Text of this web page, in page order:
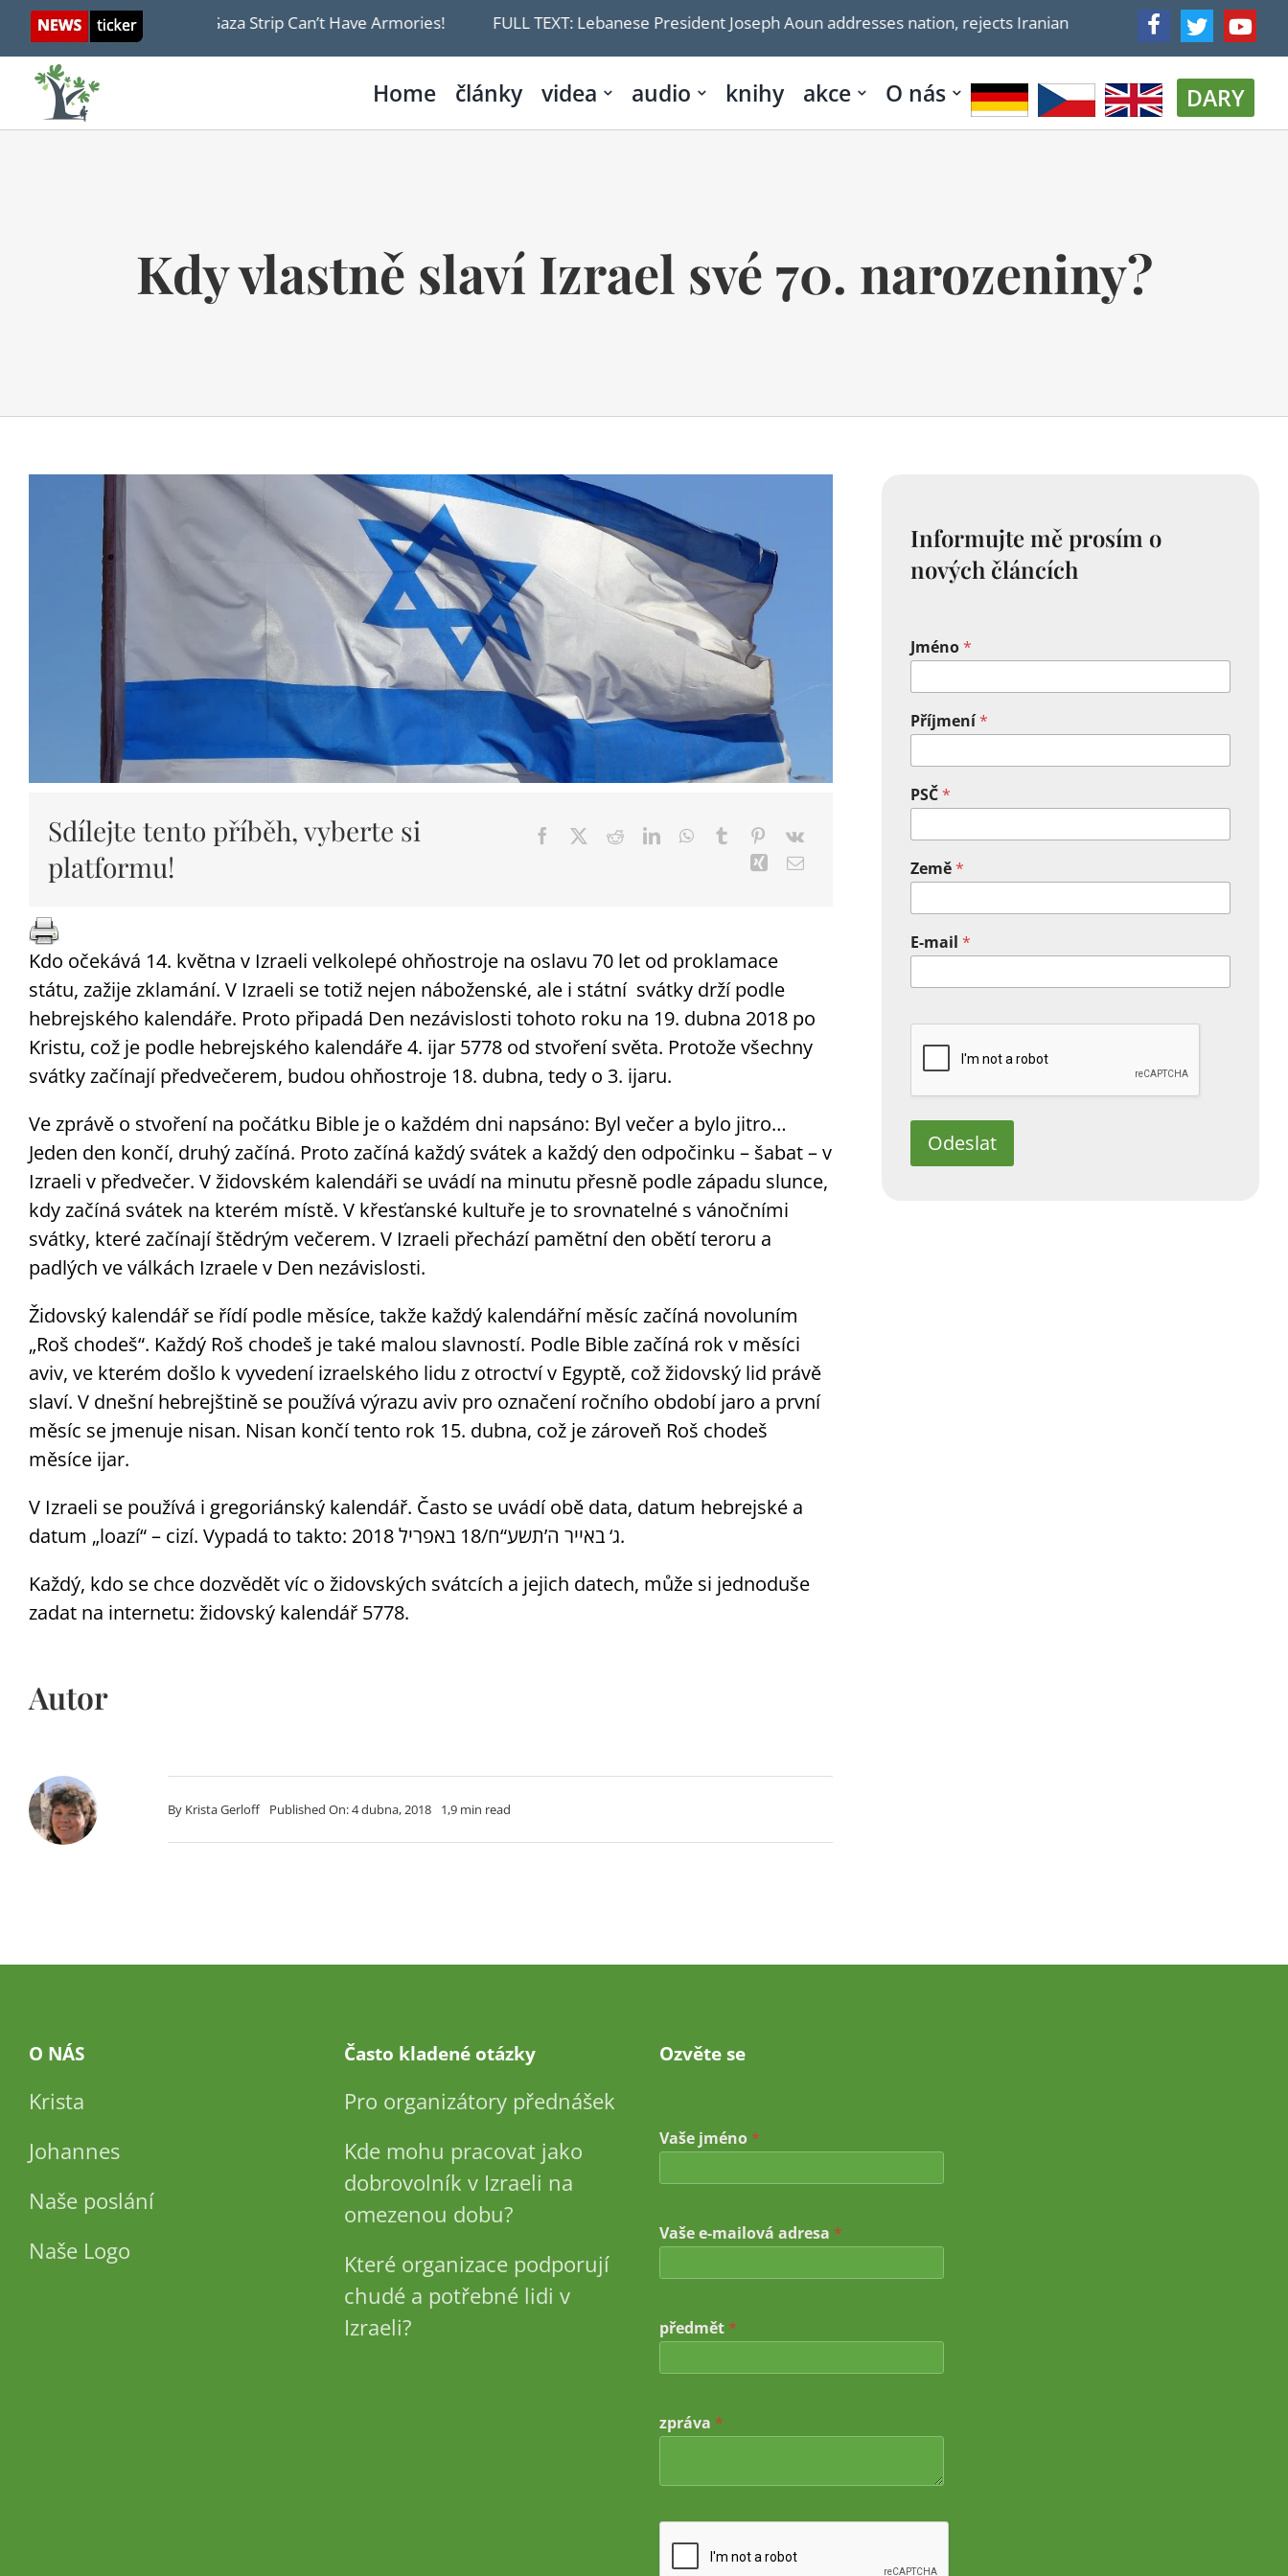
Skip
content
A Disarmed Gaza Strip Can’t Have Armories! FULL TEXT: Lebanese President Joseph Aoun addresses nation, rejects Iranian & Hezbollah intervention, vows to
Home články videa audio knihy akce O nás DARY
Kdy vlastně slaví Izrael své 70. narozeniny?
Sdílejte tento příběh, vyberte si
platformu!
Kdo očekává 14. května v Izraeli velkolepé ohňostroje na oslavu 70 let od proklamace
státu, zažije zklamání. V Izraeli se totiž nejen náboženské, ale i státní svátky drží podle
hebrejského kalendáře. Proto připadá Den nezávislosti tohoto roku na 19. dubna 2018 po
Kristu, což je podle hebrejského kalendáře 4. ijar 5778 od stvoření světa. Protože všechny
svátky začínají předvečerem, budou ohňostroje 18. dubna, tedy o 3. ijaru.
Ve zprávě o stvoření na počátku Bible je o každém dni napsáno: Byl večer a bylo jitro…
Jeden den končí, druhý začíná. Proto začíná každý svátek a každý den odpočinku – šabat – v
Izraeli v předvečer. V židovském kalendáři se uvádí na minutu přesně podle západu slunce,
kdy začíná svátek na kterém místě. V křesťanské kultuře je to srovnatelné s vánočními
svátky, které začínají štědrým večerem. V Izraeli přechází pamětní den obětí teroru a
padlých ve válkách Izraele v Den nezávislosti.
Židovský kalendář se řídí podle měsíce, takže každý kalendářní měsíc začíná novoluním
„Roš chodeš“. Každý Roš chodeš je také malou slavností. Podle Bible začíná rok v měsíci
aviv, ve kterém došlo k vyvedení izraelského lidu z otroctví v Egyptě, což židovský lid právě
slaví. V dnešní hebrejštině se používá výrazu aviv pro označení ročního období jaro a první
měsíc se jmenuje nisan. Nisan končí tento rok 15. dubna, což je zároveň Roš chodeš
měsíce ijar.
V Izraeli se používá i gregoriánský kalendář. Často se uvádí obě data, datum hebrejské a
datum „loazí“ – cizí. Vypadá to takto: ג‘ באייר ה’תשע“ח/18 באפריל 2018.
Každý, kdo se chce dozvědět víc o židovských svátcích a jejich datech, může si jednoduše
zadat na internetu: židovský kalendář 5778.
Autor
By Krista Gerloff Published On: 4 dubna, 2018 1,9 min read
Informujte mě prosím o
nových článcích
Jméno*
Příjmení*
PSČ*
Země*
E-mail*
Odeslat
O NÁS
Krista
Johannes
Naše poslání
Naše Logo
Často kladené otázky
Pro organizátory přednášek
Kde mohu pracovat jako
dobrovolník v Izraeli na
omezenou dobu?
Které organizace podporují
chudé a potřebné lidi v
Izraeli?
Ozvěte se
d
r
e
j
m
V
a
e
Vaše jméno *
Vaše e-mailová adresa *
předmět *
zpráva *